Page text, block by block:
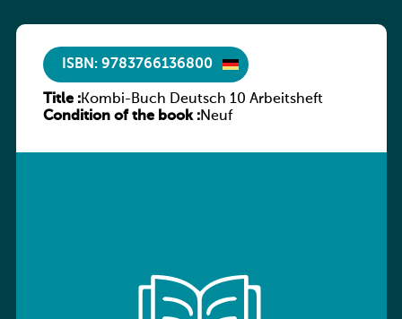
ISBN: 9783766136800
Title :Kombi-Buch Deutsch 10 Arbeitsheft
Condition of the book :Neuf